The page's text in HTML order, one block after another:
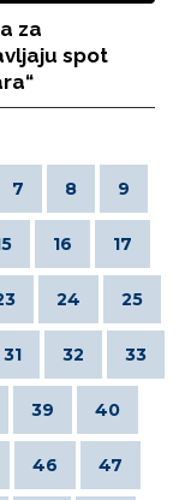
za
spot
7 8 9
16 17
24 25
31 32 33
39 40
46 47